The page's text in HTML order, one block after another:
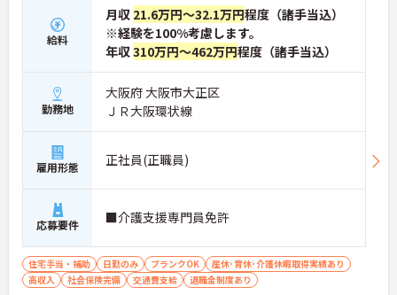
給料
月収 21.6万円～32.1万円程度（諸手当込）
※経験を100%考慮します。
年収310万円～462万円程度（諸手当込）
勤務地
大阪府 大阪市大正区
ＪＲ大阪環状線
雇用形態 正社員(正職員)
応募要件 ■介護支援専門員免許
住宅手当・補助 日勤のみ ブランクOK
産休･育休･介護休暇取得実績あり
高収入
社会保険完備 交通費支給 退職金制度あり